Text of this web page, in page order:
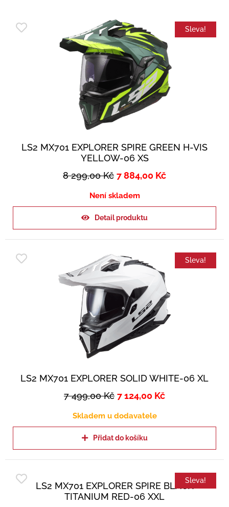
Sleva!
LS2 MX701 EXPLORER SPIRE GREEN H-VIS
YELLOW-06 XS
8 299,00Kč 7 884,00 Kč
Není skladem
Detail produktu
Sleva!
LS2 MX701 EXPLORER SOLID WHITE-06 XL
7 499,00Kč 7 124,00 Kč
Skladem u dodavatele
Přidat do košíku
Sleva!
LS2 MX701 EXPLORER SPIRE BLACK
TITANIUM RED-06 XXL